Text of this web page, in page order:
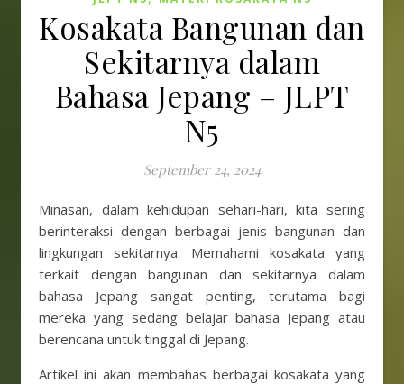
Kosakata Bangunan dan
Sekitarnya dalam
Bahasa Jepang – JLPT
N5
September 24, 2024
Minasan, dalam kehidupan sehari-hari, kita sering
berinteraksi dengan berbagai jenis bangunan dan
lingkungan sekitarnya. Memahami kosakata yang
terkait dengan bangunan dan sekitarnya dalam
bahasa Jepang sangat penting, terutama bagi
mereka yang sedang belajar bahasa Jepang atau
berencana untuk tinggal di Jepang.
Artikel ini akan membahas berbagai kosakata yang